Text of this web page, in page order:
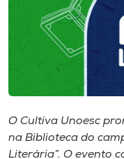
Diplomados
CPA
O Cultiva Unoesc
na Biblioteca do
Literária”. O evento